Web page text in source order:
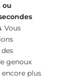
ou
. Vous
genoux
plus